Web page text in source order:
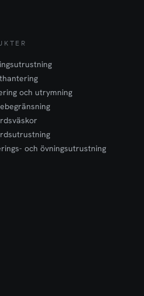
och utrymning
och övningsutrustning